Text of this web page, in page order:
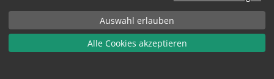
Datenschutzerklärung
FAQ
Netiquette
Auswahl erlauben
Alle Cookies akzeptieren